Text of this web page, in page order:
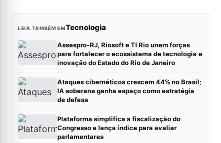
LEIA TAMBÉM EMTecnologia
Assespro-RJ, Riosoft e TI Rio unem forças
para fortalecer o ecossistema de tecnologia e
inovação do Estado do Rio de Janeiro
Ataques cibernéticos crescem 44% no Brasil;
IA soberana ganha espaço como estratégia
de defesa
Plataforma simplifica a fiscalização do
Congresso e lança índice para avaliar
parlamentares